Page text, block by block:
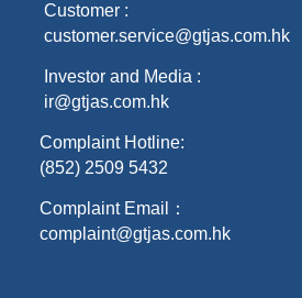
Customer :
customer.service@gtjas.com.hk
Investor and Media :
ir@gtjas.com.hk
Complaint Hotline:
(852) 2509 5432
Complaint Email：
complaint@gtjas.com.hk